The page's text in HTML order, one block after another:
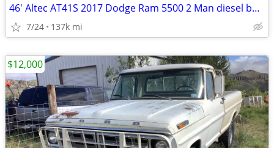
46' Altec AT41S 2017 Dodge Ram 5500 2 Man diesel bucket truck w/ jib
7/24 137k mi
$12,000